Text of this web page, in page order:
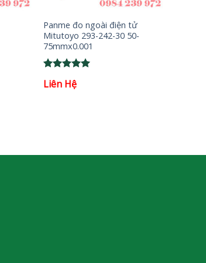
Panme đo ngoài điện tử
Mitutoyo 293-242-30 50-
75mmx0.001
out of 5
Liên Hệ